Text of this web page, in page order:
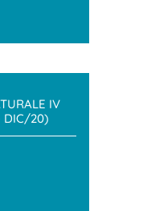
IV
DIC/20)